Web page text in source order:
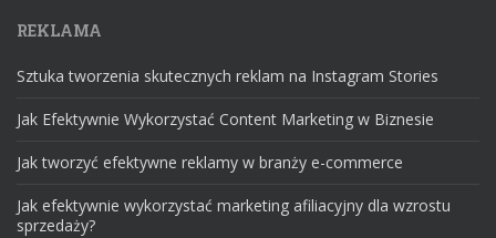
REKLAMA
Sztuka tworzenia skutecznych reklam na Instagram Stories
Jak Efektywnie Wykorzystać Content Marketing w Biznesie
Jak tworzyć efektywne reklamy w branży e-commerce
Jak efektywnie wykorzystać marketing afiliacyjny dla wzrostu
sprzedaży?